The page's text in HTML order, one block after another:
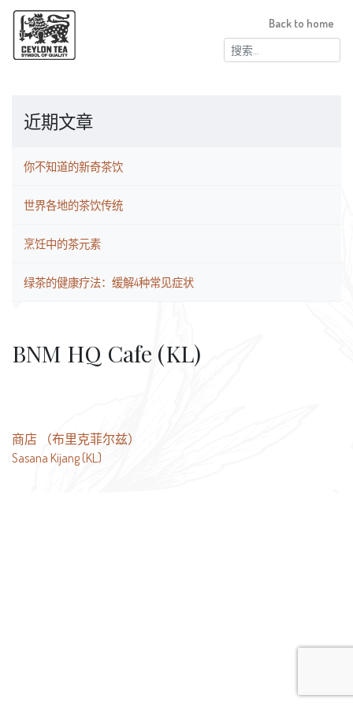
搜
索：
Back to home
近期文章
你不知道的新奇茶饮
世界各地的茶饮传统
烹饪中的茶元素
绿茶的健康疗法：缓解4种常见症状
BNM HQ Cafe (KL)
文
章
商店 （布里克菲尔兹）
Sasana Kijang (KL)